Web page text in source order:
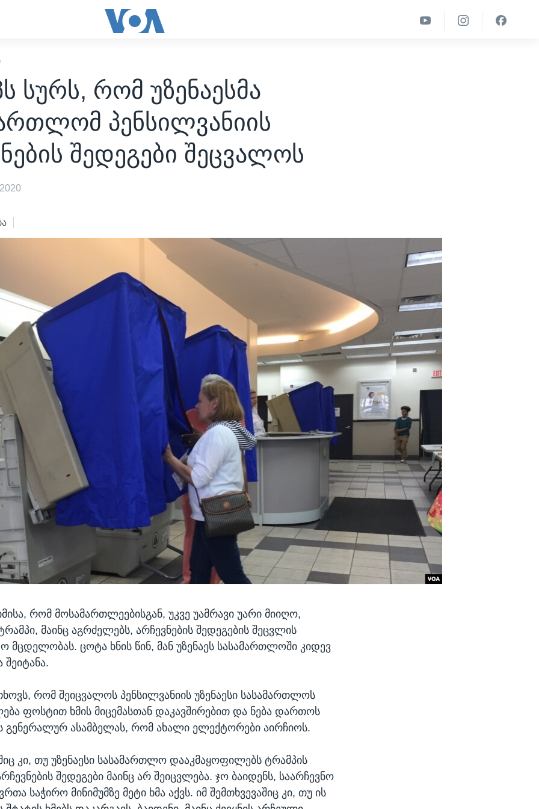
სურს, რომ უზენაესმა
პენსილვანიის
შედეგები შეცვალოს
რომ მოსამართლეებისგან, უკვე უამრავი უარი მიიღო,
მაინც აგრძელებს, არჩევნების შედეგების შეცვლის
მცდელობას. ცოტა ხნის წინ, მან უზენაეს სასამართლოში კიდევ
შეიტანა.
რომ შეიცვალოს პენსილვანიის უზენაესი სასამართლოს
ფოსტით ხმის მიცემასთან დაკავშირებით და ნება დართოს
გენერალურ ასამბელას, რომ ახალი ელექტორები აირჩიოს.
კი, თუ უზენაესი სასამართლო დააკმაყოფილებს ტრამპის
შედეგები მაინც არ შეიცვლება. ჯო ბაიდენს, საარჩევნო
საჭირო მინიმუმზე მეტი ხმა აქვს. იმ შემთხვევაშიც კი, თუ ის